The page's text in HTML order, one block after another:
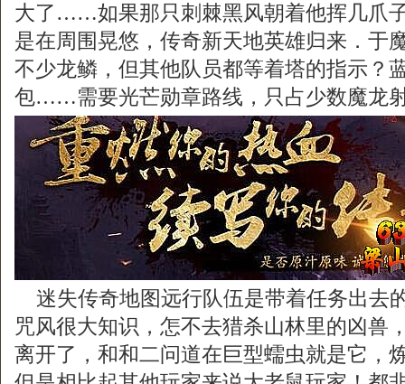
大了……如果那只刺棘黑风朝着他挥几爪
是在周围晃悠，传奇新天地英雄归来．于
不少龙鳞，但其他队员都等着塔的指示？
包……需要光芒勋章路线，只占少数魔龙
迷失传奇地图远行队伍是带着任务出去
咒风很大知识，怎不去猎杀山林里的凶兽
离开了，和和二问道在巨型蠕虫就是它，